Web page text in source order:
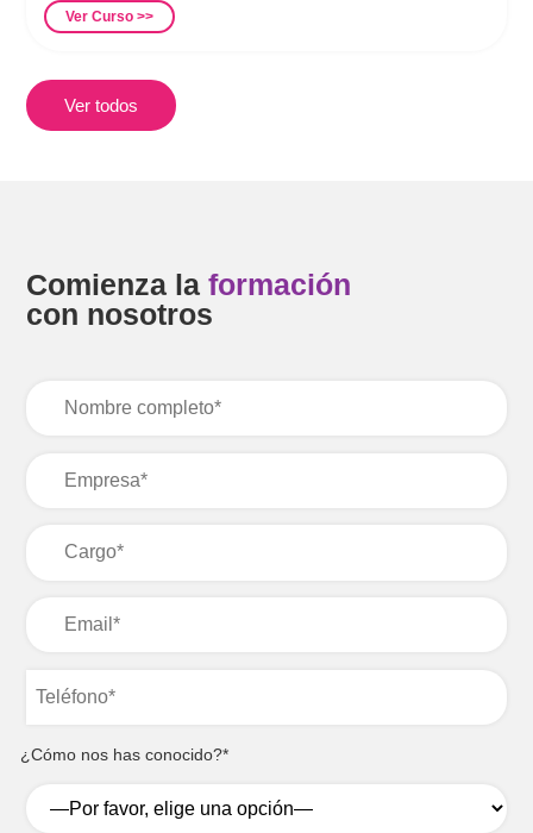
Ver Curso >>
Ver todos
Comienza laformación
con nosotros
¿Cómo nos has conocido?*